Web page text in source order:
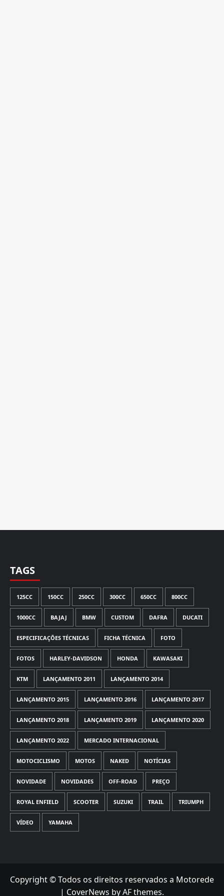
TAGS
125CC 150CC 250CC 300CC 650CC 800CC
1000CC BAJAJ BMW CUSTOM DAFRA DUCATI
ESPECIFICAÇÕES TÉCNICAS FICHA TÉCNICA FOTO
FOTOS HARLEY-DAVIDSON HONDA KAWASAKI
KTM LANÇAMENTO 2011 LANÇAMENTO 2014
LANÇAMENTO 2015 LANÇAMENTO 2016 LANÇAMENTO 2017
LANÇAMENTO 2018 LANÇAMENTO 2019 LANÇAMENTO 2020
LANÇAMENTO 2022 MERCADO INTERNACIONAL
MOTOCICLISMO MOTOS NAKED NOTÍCIAS
NOVIDADE NOVIDADES OFF-ROAD PREÇO
ROYAL ENFIELD SCOOTER SUZUKI TRAIL TRIUMPH
VÍDEO YAMAHA
Copyright © Todos os direitos reservados a Motorede
| CoverNews by AF themes.